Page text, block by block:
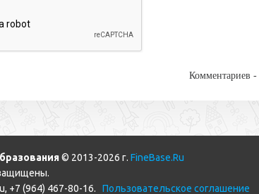
Комментариев -
© 2013-2026 г. FineBase.Ru
, +7 (964) 467-80-16. Пользовательское соглашение